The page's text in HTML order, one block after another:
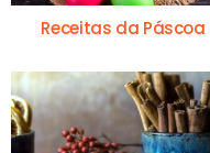
Receitas da Páscoa